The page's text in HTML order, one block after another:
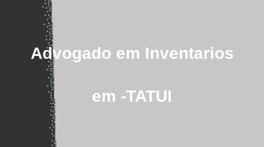
Advogado em Inventarios
em -TATUI